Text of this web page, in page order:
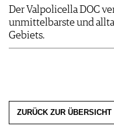
Der Valpolicella DOC
unmittelbarste und
Gebiets.
ZURÜCK ZUR ÜBERSICHT